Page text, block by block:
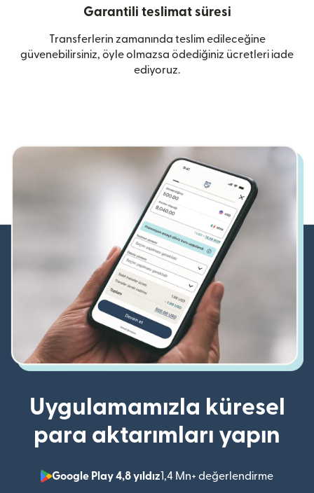
Garantili teslimat süresi
Transferlerin zamanında teslim edileceğine
güvenebilirsiniz, öyle olmazsa ödediğiniz ücretleri iade
ediyoruz.
Uygulamamızla küresel
para aktarımları yapın
Google Play 4,8 yıldız1,4 Mn+ değerlendirme